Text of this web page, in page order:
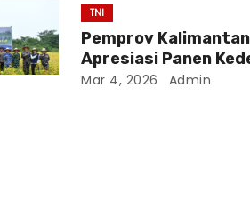
TNI
Pemprov
Apresiasi Panen
Banjarmasin
Mar 4, 2026 Admin